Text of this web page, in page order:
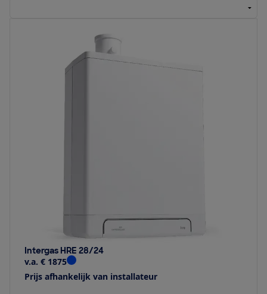
Intergas HRE 28/24
v.a. € 1875
Prijs afhankelijk van installateur